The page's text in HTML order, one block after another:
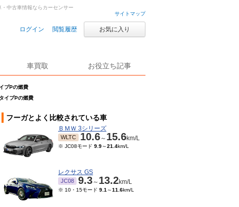
サイトマップ
ログイン 閲覧履歴 お気に入り
車買取 お役立ち記事
プPの燃費
イプPの燃費
中古車情報ならカーセンサー
フーガとよく比較されている車
ＢＭＷ 3シリーズ
WLTC 10.6～ 15.6km/L
※ JC08モード 9.9～21.4km/L
レクサス GS
JC08 9.3～ 13.2km/L
※ 10・15モード 9.1 ～11.6km/L